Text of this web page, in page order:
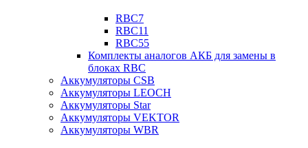
RBC7
RBC11
RBC55
Комплекты аналогов АКБ для замены в
блоках RBC
Аккумуляторы CSB
Аккумуляторы LEOCH
Аккумуляторы Star
Аккумуляторы VEKTOR
Аккумуляторы WBR